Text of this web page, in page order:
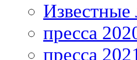
пресса
пресса